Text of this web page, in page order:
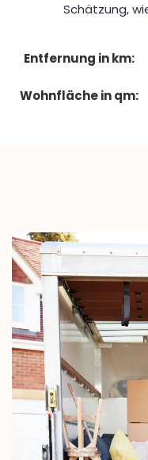
Schätzung,
Entfernung in km:
Wohnfläche in qm: